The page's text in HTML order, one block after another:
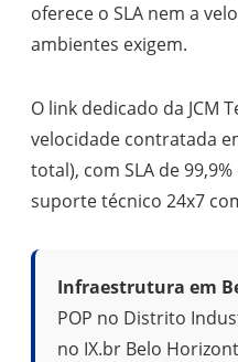
oferece o SLA nem a
ambientes exigem.
O link dedicado da JCM
velocidade contratada
total), com SLA de
suporte técnico 24x7
Infraestrutura em
POP no Distrito
no IX.br Belo